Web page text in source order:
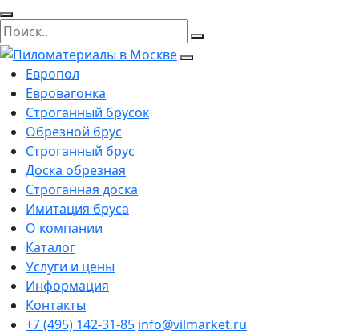
Европол
Евровагонка
Строганный брусок
Обрезной брус
Строганный брус
Доска обрезная
Строганная доска
Имитация бруса
О компании
Каталог
Услуги и цены
Информация
Контакты
+7 (495) 142-31-85 info@vilmarket.ru